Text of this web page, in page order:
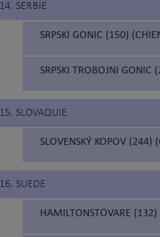
14. SERBIE
SRPSKI GONIC (150)
SRPSKI TROBOJNI GONIC
15. SLOVAQUIE
SLOVENSKÝ KOPOV (244)
16. SUEDE
HAMILTONSTÖVARE